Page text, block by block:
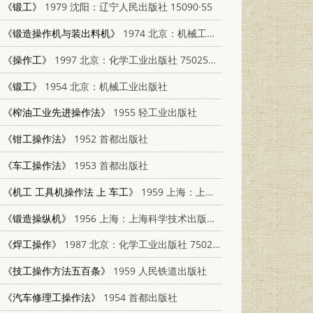
《锻工》
1979 沈阳：辽宁人民出版社 15090·55
《锻造操作机与装出料机》
1974 北京：机械工业出版社 15033·4272
《操作工》
1997 北京：化学工业出版社 7502517057
《锻工》
1954 北京：机械工业出版社
《榨油工业先进操作法》
1955 轻工业出版社
《钳工操作法》
1952 首都出版社
《车工操作法》
1953 首都出版社
《机工 工具机操作法 上 车工》
1959 上海：上海科学技术出版社 15119.293
《锻造操纵机》
1956 上海：上海科学技术出版社 15119·247
《焊工操作》
1987 北京：化学工业出版社 7502518037
《技工操作方法五百条》
1959 人民铁道出版社
《汽车修理工操作法》
1954 首都出版社